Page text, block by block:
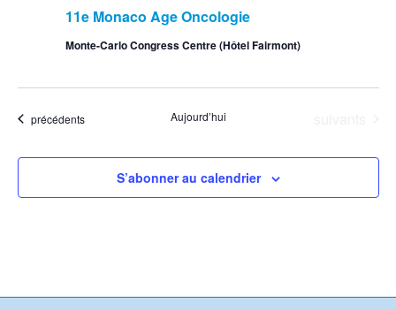
11e Monaco Age Oncologie
Monte-Carlo Congress Centre (Hôtel Fairmont)
Événements
précédents Aujourd’hui
S’abonner au calendrier